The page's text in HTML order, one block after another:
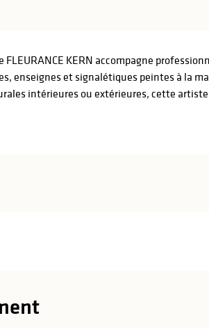
FLEURANCE KERN accompagne
enseignes et signalétiques peintes à la
intérieures ou extérieures, cette artiste